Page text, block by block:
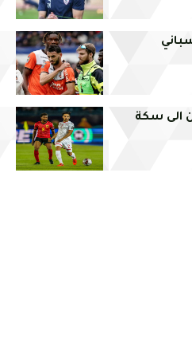
الى سكة